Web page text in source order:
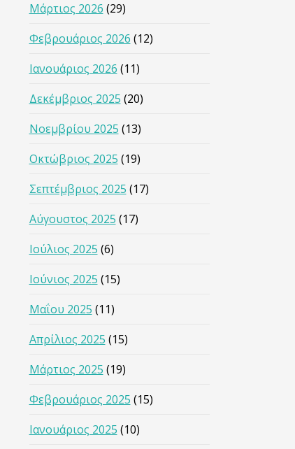
Μάρτιος 2026 (29)
Φεβρουάριος 2026 (12)
Ιανουάριος 2026 (11)
Δεκέμβριος 2025 (20)
Νοεμβρίου 2025 (13)
Οκτώβριος 2025 (19)
Σεπτέμβριος 2025 (17)
Αύγουστος 2025 (17)
Ιούλιος 2025 (6)
Ιούνιος 2025 (15)
Μαΐου 2025 (11)
Απρίλιος 2025 (15)
Μάρτιος 2025 (19)
Φεβρουάριος 2025 (15)
Ιανουάριος 2025 (10)